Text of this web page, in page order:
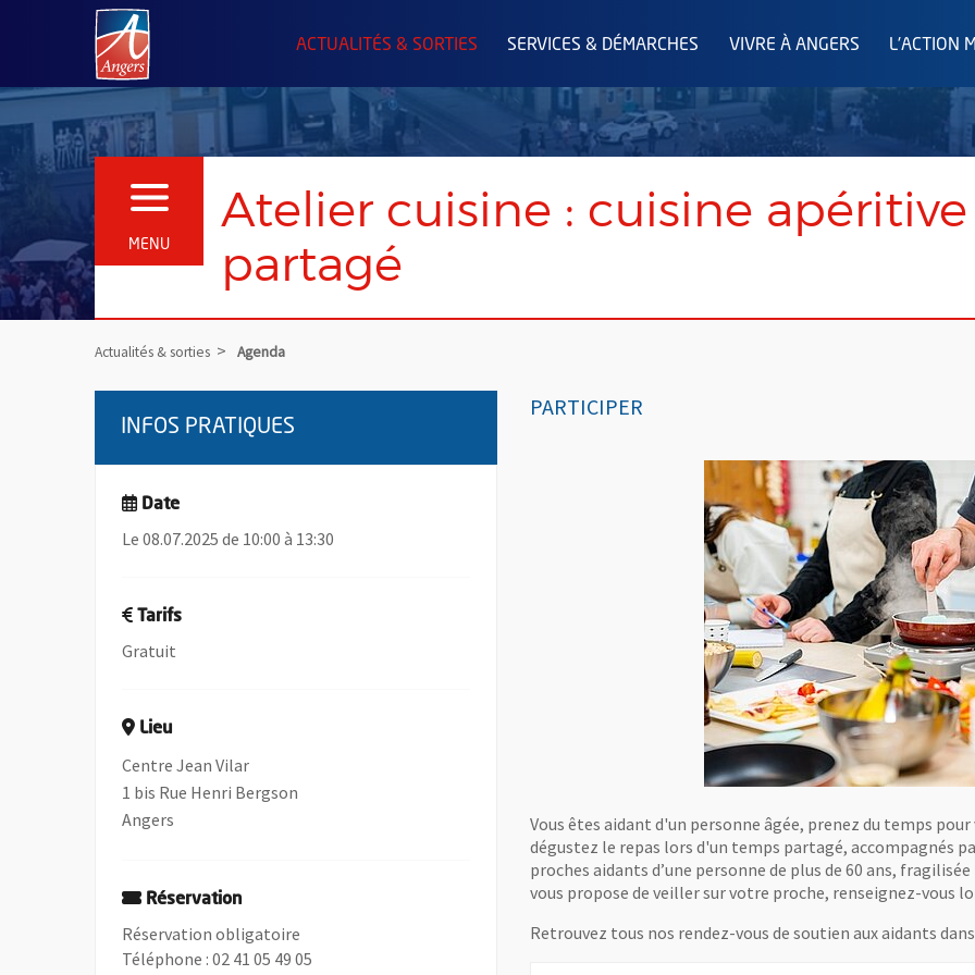
Angers.fr : Retour à l'accueil
ACTUALITÉS & SORTIES SERVICES & DÉMARCHES VIVRE À ANGERS L'ACTION
MENU
OUVRIR LE MENU
Atelier cuisine : cuisine
partagé
Actualités & sorties Agenda
PARTICIPER
Vous êtes aidant d'un personne âgée, prenez du temps
dégustez le repas lors d'un temps partagé, accompagnés
proches aidants d’une personne de plus de 60 ans,
vous propose de veiller sur votre proche, renseignez-vous
Retrouvez tous nos rendez-vous de soutien aux aidants dans
INFOS PRATIQUES
Date
Le 08.07.2025 de 10:00 à 13:30
Tarifs
Gratuit
Lieu
Centre Jean Vilar
1 bis Rue Henri Bergson
Angers
Réservation
Réservation obligatoire
Téléphone : 02 41 05 49 05